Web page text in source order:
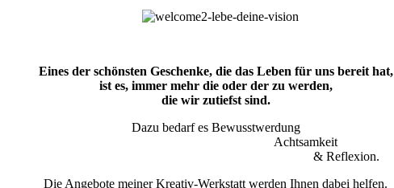
Eines der schönsten Geschenke, die das Leben für uns bereit hat,
ist es, immer mehr die oder der zu werden,
die wir zutiefst sind.
Dazu bedarf es Bewusstwerdung
Achtsamkeit
& Reflexion.
Die Angebote meiner Kreativ-Werkstatt werden Ihnen dabei helfen.